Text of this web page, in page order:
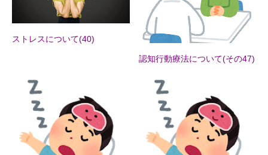
ストレスについて(40)
認知行動療法について(その47)